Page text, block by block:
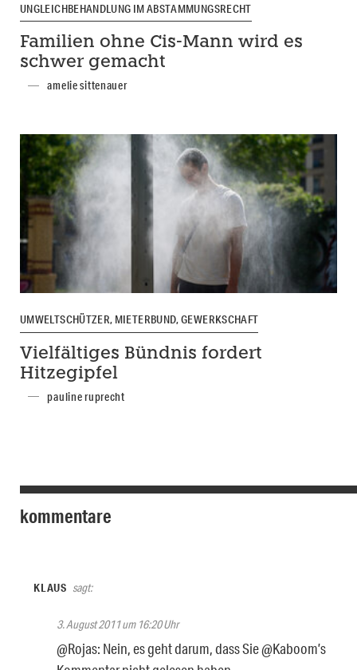
UNGLEICHBEHANDLUNG IM ABSTAMMUNGSRECHT
Familien ohne Cis-Mann wird es
schwer gemacht
amelie sittenauer
UMWELTSCHÜTZER, MIETERBUND, GEWERKSCHAFT
Vielfältiges Bündnis fordert
Hitzegipfel
pauline ruprecht
kommentare
KLAUS sagt:
3. August 2011 um 16:20 Uhr
@Rojas: Nein, es geht darum, dass Sie @Kaboom’s